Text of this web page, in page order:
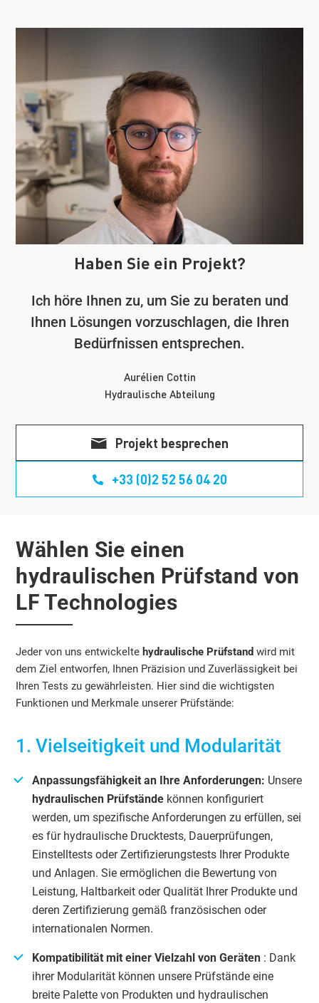
Haben Sie ein Projekt?
Ich höre Ihnen zu, um Sie zu beraten und
Ihnen Lösungen vorzuschlagen, die Ihren
Bedürfnissen entsprechen.
Aurélien Cottin
Hydraulische Abteilung
+33 (0)2 52 56 04 20
Projekt besprechen
Wählen Sie einen
hydraulischen Prüfstand von
LF Technologies
Jeder von uns entwickelte hydraulische Prüfstand wird mit
dem Ziel entworfen, Ihnen Präzision und Zuverlässigkeit bei
Ihren Tests zu gewährleisten. Hier sind die wichtigsten
Funktionen und Merkmale unserer Prüfstände:
1. Vielseitigkeit und Modularität
Anpassungsfähigkeit an Ihre Anforderungen: Unsere
hydraulischen Prüfstände können konfiguriert
werden, um spezifische Anforderungen zu erfüllen, sei
es für hydraulische Drucktests, Dauerprüfungen,
Einstelltests oder Zertifizierungstests Ihrer Produkte
und Anlagen. Sie ermöglichen die Bewertung von
Leistung, Haltbarkeit oder Qualität Ihrer Produkte und
deren Zertifizierung gemäß französischen oder
internationalen Normen.
Kompatibilität mit einer Vielzahl von Geräten : Dank
ihrer Modularität können unsere Prüfstände eine
breite Palette von Produkten und hydraulischen